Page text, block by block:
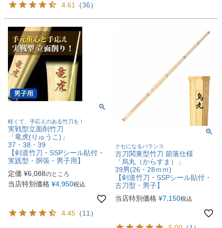
4.61 （36）
軽くて、手応えのある竹刀を！
実戦型立面削竹刀
「竜虎(りゅうこ)」
37・38・39
【剣道竹刀・SSPシール貼付・
実践型・胴張・男子用】
定価 ¥6,088のところ
当店特別価格 ¥4,950税込
4.45 （11 ）
クセになるバランス
古刀関東型竹刀 節落仕様
「烏丸（からすま）」
39男(26・28ｍｍ)
【剣道竹刀・SSPシール貼付・
古刀型・男子】
当店特別価格 ¥7,150税込